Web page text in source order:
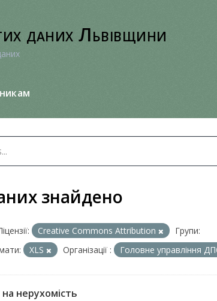
даних Львівщини
знайдено
Creative Commons Attribution
Групи:
XLS Організації : Головне управління
нерухомість